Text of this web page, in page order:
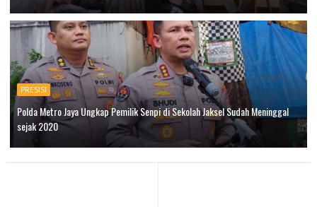
PRESISI
Polda Metro Jaya Ungkap Pemilik Senpi di Sekolah Jaksel Sudah Meninggal
sejak 2020